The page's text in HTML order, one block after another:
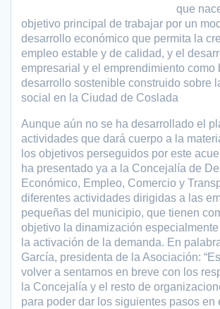
que
objetivo principal de trabajar por un
desarrollo económico que permita la
empleo estable y de calidad, y el
empresarial y el emprendimiento como
desarrollo sostenible construido sobre
social en la Ciudad de Coslada
Aunque aún no se ha desarrollado el
actividades que dará cuerpo a la
los objetivos perseguidos por este
ha presentado ya a la Concejalía de
Económico, Empleo, Comercio y
diferentes actividades dirigidas a las
pequeñas del municipio, que tienen
objetivo la dinamización
la activación de la demanda. En
García, presidenta de la Asociación:
volver a sentarnos en breve con los
la Concejalía y el resto de
para poder dar los siguientes pasos en